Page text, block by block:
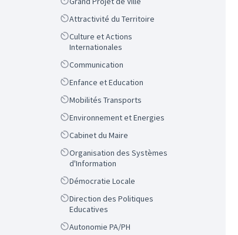
ScopeAttractivité du Territoire
Scope
Culture et Actions
Internationales
ScopeCommunication
ScopeEnfance et Education
ScopeMobilités Transports
ScopeEnvironnement et Energies
ScopeCabinet du Maire
Scope
Organisation des Systèmes
d'Information
ScopeDémocratie Locale
Scope
Direction des Politiques
Educatives
ScopeAutonomie PA/PH